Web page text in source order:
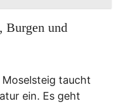
Burgen und
taucht
ein. Es geht